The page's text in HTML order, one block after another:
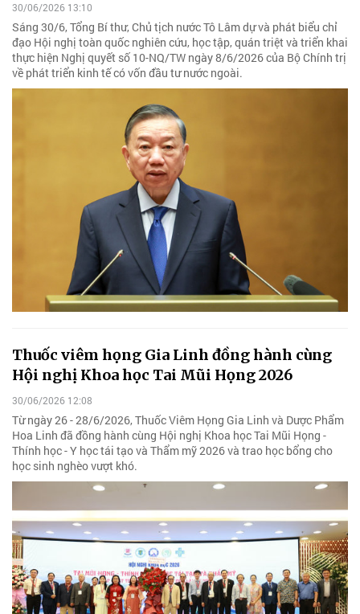
30/06/2026 13:10
Sáng 30/6, Tổng Bí thư, Chủ tịch nước Tô Lâm dự và phát biểu chỉ
đạo Hội nghị toàn quốc nghiên cứu, học tập, quán triệt và triển khai
thực hiện Nghị quyết số 10-NQ/TW ngày 8/6/2026 của Bộ Chính trị
về phát triển kinh tế có vốn đầu tư nước ngoài.
Thuốc viêm họng Gia Linh đồng hành cùng
Hội nghị Khoa học Tai Mũi Họng 2026
30/06/2026 12:08
Từ ngày 26 - 28/6/2026, Thuốc Viêm Họng Gia Linh và Dược Phẩm
Hoa Linh đã đồng hành cùng Hội nghị Khoa học Tai Mũi Họng -
Thính học - Y học tái tạo và Thẩm mỹ 2026 và trao học bổng cho
học sinh nghèo vượt khó.